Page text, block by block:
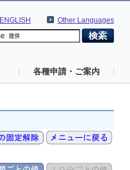
Other Languages
ENGLISH
各種申請・ご案内